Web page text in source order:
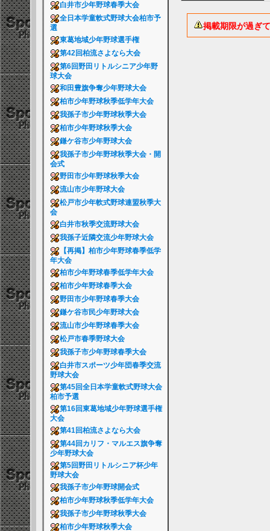
白井市少年野球春季大会
全日本学童軟式野球大会柏市予
選
東葛地域少年野球選手権
第42回柏流さよなら大会
第6回野田リトルシニア少年野
球大会
和田豊旗争奪少年野球大会
柏市少年野球秋季低学年大会
我孫子市少年野球秋季大会
柏市少年野球秋季大会
鎌ケ谷市少年野球大会
我孫子市少年野球秋季大会・開
会式
野田市少年野球秋季大会
流山市少年野球大会
松戸市少年軟式野球連盟秋季大
会
白井市秋季交流野球大会
我孫子近隣交流少年野球大会
【再掲】柏市少年野球春季低学
年大会
柏市少年野球春季低学年大会
柏市少年野球春季大会
野田市少年野球春季大会
鎌ケ谷市民少年野球大会
流山市少年野球春季大会
松戸市春季野球大会
我孫子市少年野球春季大会
白井市スポーツ少年団春季交流
野球大会
第45回全日本学童軟式野球大会
柏市予選
第16回東葛地域少年野球選手権
大会
第41回柏流さよなら大会
第44回カリフ・マルエス旗争奪
少年野球大会
第5回野田リトルシニア杯少年
野球大会
我孫子市少年野球開会式
柏市少年野球秋季低学年大会
我孫子市少年野球秋季大会
柏市少年野球秋季大会
掲載期限が過ぎ